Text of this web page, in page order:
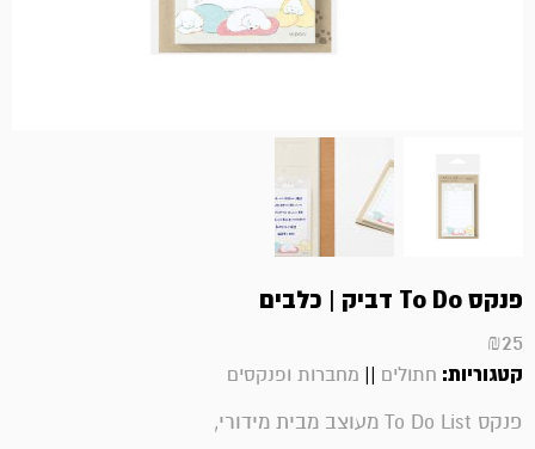
פנקס To Do דביק | כלבים
₪25
קטגוריות: חתולים || מחברות ופנקסים
פנקס To Do List מעוצב מבית מידורי,